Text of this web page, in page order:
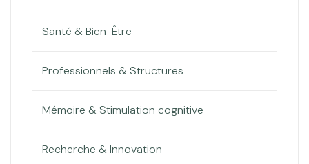
Santé & Bien-Être
Professionnels & Structures
Mémoire & Stimulation cognitive
Recherche & Innovation